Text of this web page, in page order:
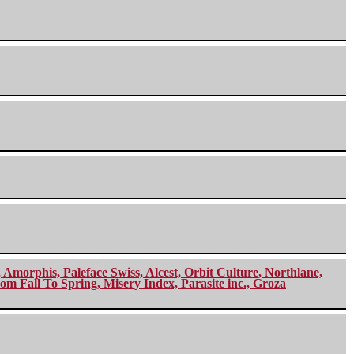
Paleface Swiss, Alcest, Orbit Culture, Northlane,
Fall To Spring, Misery Index, Parasite inc., Groza